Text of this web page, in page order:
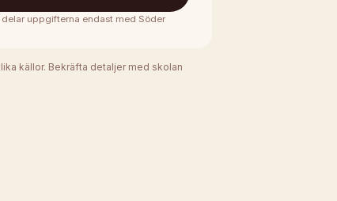
delar uppgifterna endast med Söder
källor. Bekräfta detaljer med skolan